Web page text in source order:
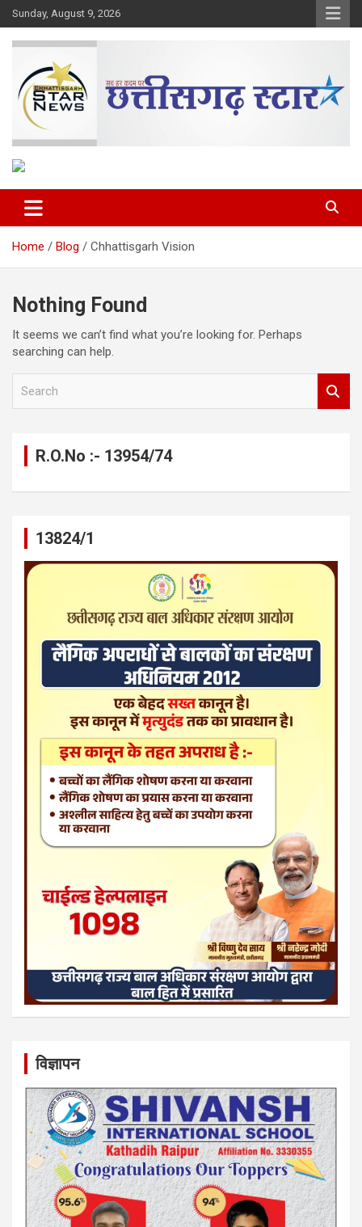
Skip
to
content
Sunday, August 9, 2026
Chhattisgarh Star
Home Blog Chhattisgarh Vision
Nothing Found
It seems we can’t find what you’re looking for. Perhaps
searching can help.
R.O.No :- 13954/74
13824/1
विज्ञापन